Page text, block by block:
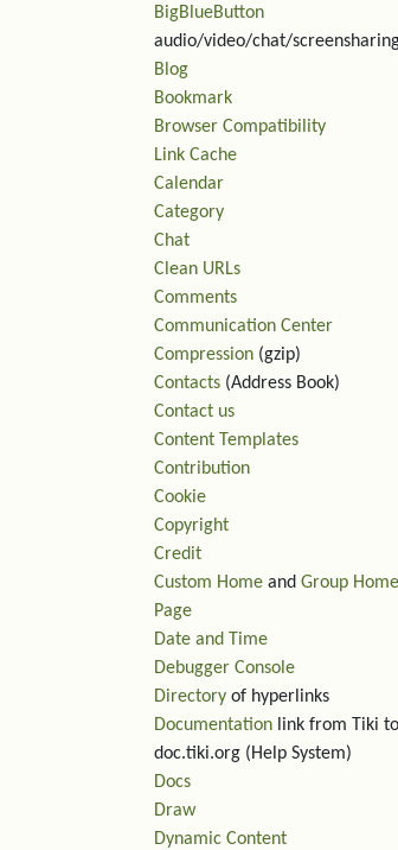
BigBlueButton
audio/video/chat/
Blog
Bookmark
Browser Compatibility
Link Cache
Calendar
Category
Chat
Clean URLs
Comments
Communication Center
Compression (gzip)
Contacts (Address Book)
Contact us
Content Templates
Contribution
Cookie
Copyright
Credit
Custom Home and Group Home
Page
Date and Time
Debugger Console
Directory of hyperlinks
Documentation link from Tiki to
doc.tiki.org (Help System)
Docs
Draw
Dynamic Content